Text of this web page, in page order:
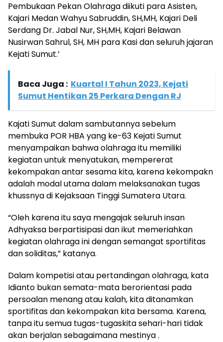
Pembukaan Pekan Olahraga diikuti para Asisten,
Kajari Medan Wahyu Sabruddin, SH,MH, Kajari Deli
Serdang Dr. Jabal Nur, SH,MH, Kajari Belawan
Nusirwan Sahrul, SH, MH para Kasi dan seluruh jajaran
Kejati Sumut.’
Baca Juga : Kuartal I Tahun 2023, Kejati
Sumut Hentikan 25 Perkara Dengan RJ
Kajati Sumut dalam sambutannya sebelum
membuka POR HBA yang ke-63 Kejati Sumut
menyampaikan bahwa olahraga itu memiliki
kegiatan untuk menyatukan, mempererat
kekompakan antar sesama kita, karena kekompakn
adalah modal utama dalam melaksanakan tugas
khussnya di Kejaksaan Tinggi Sumatera Utara.
“Oleh karena itu saya mengajak seluruh insan
Adhyaksa berpartisipasi dan ikut memeriahkan
kegiatan olahraga ini dengan semangat sportifitas
dan soliditas,” katanya.
Dalam kompetisi atau pertandingan olahraga, kata
Idianto bukan semata-mata berorientasi pada
persoalan menang atau kalah, kita ditanamkan
sportifitas dan kekompakan kita bersama. Karena,
tanpa itu semua tugas-tugaskita sehari-hari tidak
akan berjalan sebagaimana mestinya .